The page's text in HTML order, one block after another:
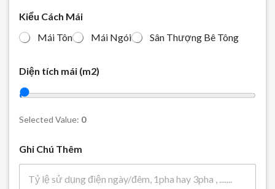
Kiểu Cách Mái
Mái Tôn
Mái Ngói Sân Thượng Bê Tông
Diện tích mái (m2)
Selected Value: 0
Ghi Chú Thêm